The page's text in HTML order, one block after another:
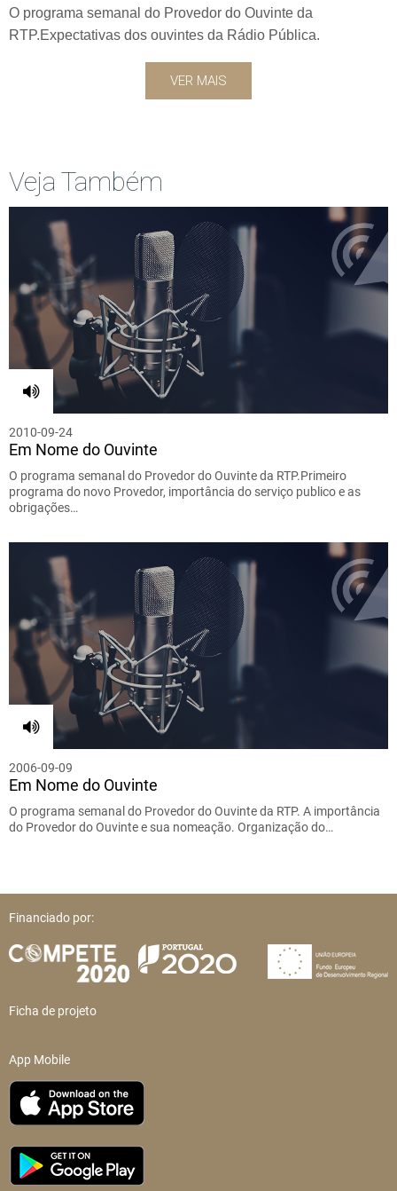
O programa semanal do Provedor do Ouvinte da
RTP.Expectativas dos ouvintes da Rádio Pública.
VER MAIS
Veja Também
2010-09-24
Em Nome do Ouvinte
O programa semanal do Provedor do Ouvinte da RTP.Primeiro
programa do novo Provedor, importância do serviço publico e as
obrigações…
2006-09-09
Em Nome do Ouvinte
O programa semanal do Provedor do Ouvinte da RTP. A importância
do Provedor do Ouvinte e sua nomeação. Organização do…
Financiado por:
Ficha de projeto
App Mobile